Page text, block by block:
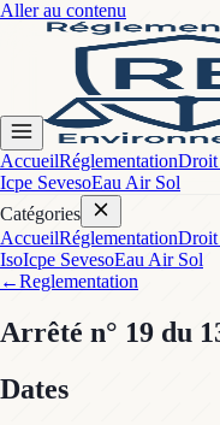
Aller au contenu
AccueilRéglementationDroit
Icpe SevesoEau Air Sol
Catégories
AccueilRéglementationDroit
IsoIcpe SevesoEau Air Sol
←Reglementation
Arrêté n° 19 du
Dates